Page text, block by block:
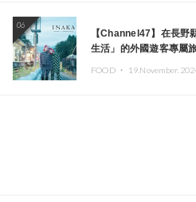
06
【Channel47】在長野
生活」的外國遊客專屬
FOOD ・